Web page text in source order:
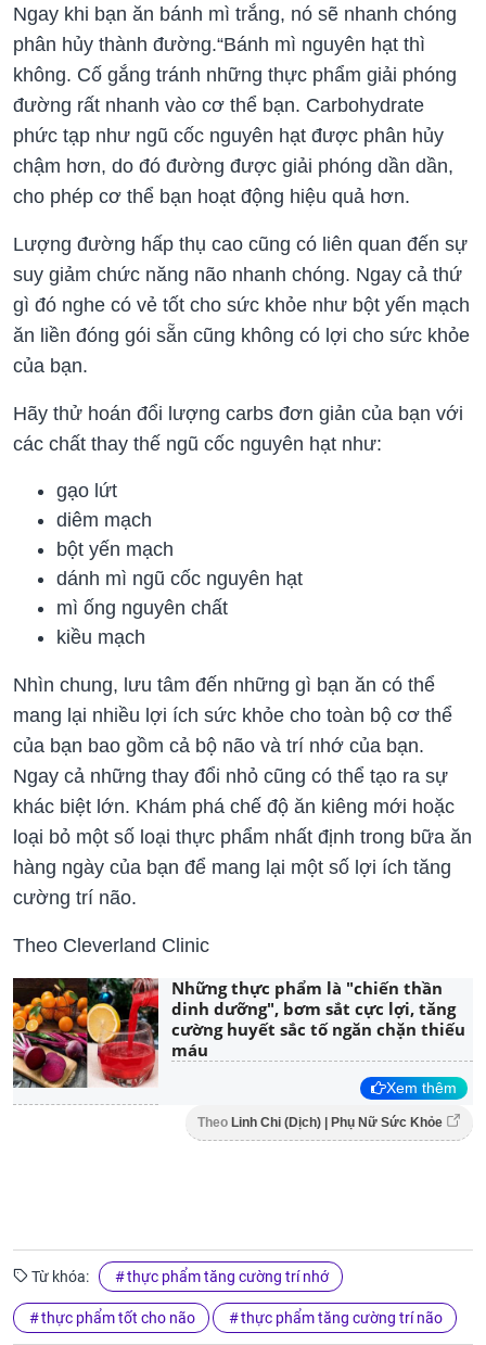
Ngay khi bạn ăn bánh mì trắng, nó sẽ nhanh chóng
phân hủy thành đường.“Bánh mì nguyên hạt thì
không. Cố gắng tránh những thực phẩm giải phóng
đường rất nhanh vào cơ thể bạn. Carbohydrate
phức tạp như ngũ cốc nguyên hạt được phân hủy
chậm hơn, do đó đường được giải phóng dần dần,
cho phép cơ thể bạn hoạt động hiệu quả hơn.
Lượng đường hấp thụ cao cũng có liên quan đến sự
suy giảm chức năng não nhanh chóng. Ngay cả thứ
gì đó nghe có vẻ tốt cho sức khỏe như bột yến mạch
ăn liền đóng gói sẵn cũng không có lợi cho sức khỏe
của bạn.
Hãy thử hoán đổi lượng carbs đơn giản của bạn với
các chất thay thế ngũ cốc nguyên hạt như:
gạo lứt
diêm mạch
bột yến mạch
dánh mì ngũ cốc nguyên hạt
mì ống nguyên chất
kiều mạch
Nhìn chung, lưu tâm đến những gì bạn ăn có thể
mang lại nhiều lợi ích sức khỏe cho toàn bộ cơ thể
của bạn bao gồm cả bộ não và trí nhớ của bạn.
Ngay cả những thay đổi nhỏ cũng có thể tạo ra sự
khác biệt lớn. Khám phá chế độ ăn kiêng mới hoặc
loại bỏ một số loại thực phẩm nhất định trong bữa ăn
hàng ngày của bạn để mang lại một số lợi ích tăng
cường trí não.
Theo Cleverland Clinic
Những thực phẩm là "chiến thần
dinh dưỡng", bơm sắt cực lợi, tăng
cường huyết sắc tố ngăn chặn thiếu
máu
Xem thêm
Theo Linh Chi (Dịch) | Phụ Nữ Sức Khỏe
Từ khóa: thực phẩm tăng cường trí nhớ
thực phẩm tốt cho não thực phẩm tăng cường trí não